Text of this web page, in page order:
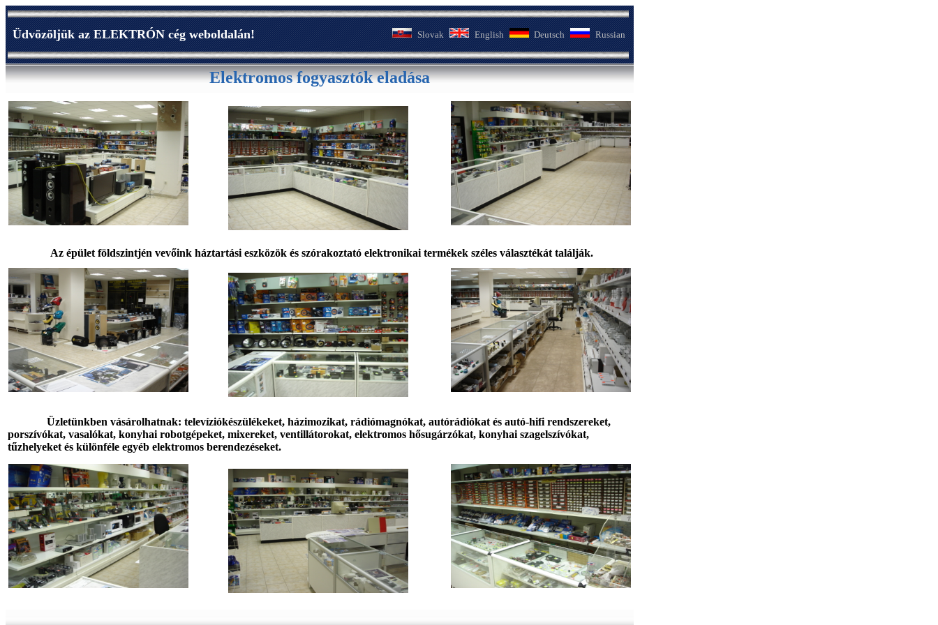
Üdvözöljük az ELEKTRÓN cég weboldalán! Slovak English Deutsch Russian
Elektromos fogyasztók eladása
Az épület földszintjén vevőink háztartási eszközök és szórakoztató elektronikai termékek széles választékát találják.
Üzletünkben vásárolhatnak: televíziókészülékeket, házimozikat, rádiómagnókat, autórádiókat és autó-hifi rendszereket,
porszívókat, vasalókat, konyhai robotgépeket, mixereket, ventillátorokat, elektromos hősugárzókat, konyhai szagelszívókat,
tűzhelyeket és különféle egyéb elektromos berendezéseket.